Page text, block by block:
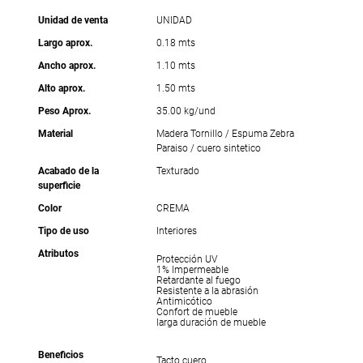
Unidad de venta
UNIDAD
Largo aprox.
0.18 mts
Ancho aprox.
1.10 mts
Alto aprox.
1.50 mts
Peso Aprox.
35.00 kg/und
Material
Madera Tornillo / Espuma Zebra
Paraiso / cuero sintetico
Acabado de la
superficie
Texturado
Color
CREMA
Tipo de uso
Interiores
Atributos
Protección UV
1% Impermeable
Retardante al fuego
Resistente a la abrasión
Antimicótico
Confort de mueble
larga duración de mueble
Beneficios Tacto cuero